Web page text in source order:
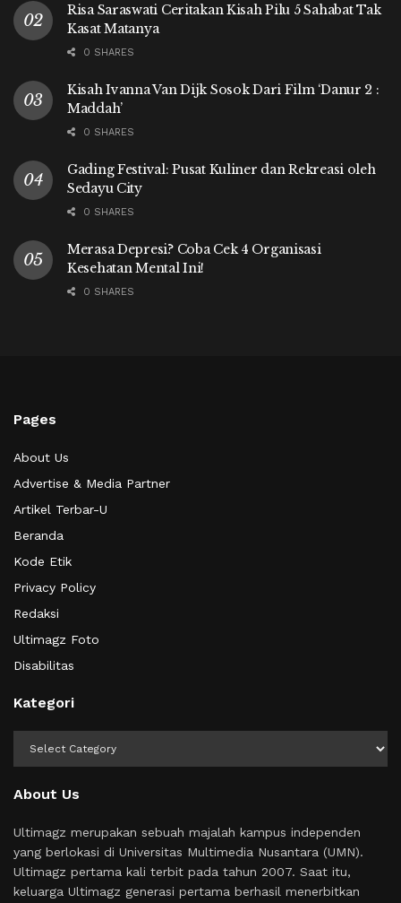
Risa Saraswati Ceritakan Kisah Pilu 5 Sahabat Tak
Kasat Matanya
0 SHARES
Kisah Ivanna Van Dijk Sosok Dari Film ‘Danur 2 :
Maddah’
0 SHARES
Gading Festival: Pusat Kuliner dan Rekreasi oleh
Sedayu City
0 SHARES
Merasa Depresi? Coba Cek 4 Organisasi
Kesehatan Mental Ini!
0 SHARES
Pages
About Us
Advertise & Media Partner
Artikel Terbar-U
Beranda
Kode Etik
Privacy Policy
Redaksi
Ultimagz Foto
Disabilitas
Kategori
About Us
Ultimagz merupakan sebuah majalah kampus independen
yang berlokasi di Universitas Multimedia Nusantara (UMN).
Ultimagz pertama kali terbit pada tahun 2007. Saat itu,
keluarga Ultimagz generasi pertama berhasil menerbitkan